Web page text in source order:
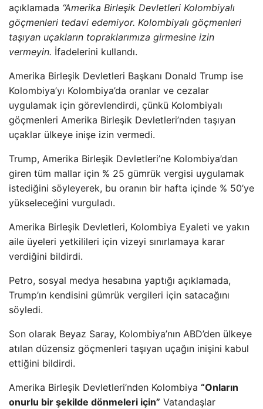
açıklamada “Amerika Birleşik Devletleri Kolombiyalı
göçmenleri tedavi edemiyor. Kolombiyalı göçmenleri
taşıyan uçakların topraklarımıza girmesine izin
vermeyin. İfadelerini kullandı.
Amerika Birleşik Devletleri Başkanı Donald Trump ise
Kolombiya’yı Kolombiya’da oranlar ve cezalar
uygulamak için görevlendirdi, çünkü Kolombiyalı
göçmenleri Amerika Birleşik Devletleri’nden taşıyan
uçaklar ülkeye inişe izin vermedi.
Trump, Amerika Birleşik Devletleri’ne Kolombiya’dan
giren tüm mallar için % 25 gümrük vergisi uygulamak
istediğini söyleyerek, bu oranın bir hafta içinde % 50’ye
yükseleceğini vurguladı.
Amerika Birleşik Devletleri, Kolombiya Eyaleti ve yakın
aile üyeleri yetkilileri için vizeyi sınırlamaya karar
verdiğini bildirdi.
Petro, sosyal medya hesabına yaptığı açıklamada,
Trump’ın kendisini gümrük vergileri için satacağını
söyledi.
Son olarak Beyaz Saray, Kolombiya’nın ABD’den ülkeye
atılan düzensiz göçmenleri taşıyan uçağın inişini kabul
ettiğini bildirdi.
Amerika Birleşik Devletleri’nden Kolombiya “Onların
onurlu bir şekilde dönmeleri için” Vatandaşlar